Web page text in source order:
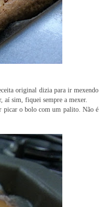
original dizia para ir mexendo
aí sim, fiquei sempre a mexer.
picar o bolo com um palito. Não é